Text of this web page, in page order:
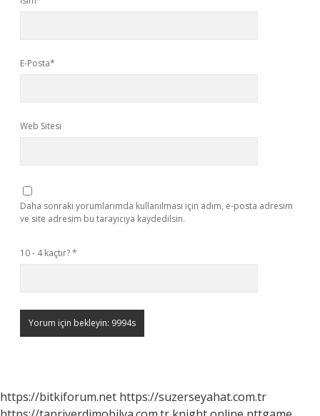
E-Posta*
Web Sitesi
Daha sonraki yorumlarımda kullanılması için adım, e-posta adresim
ve site adresim bu tarayıcıya kaydedilsin.
10 - 4 kaçtır?*
https://bitkiforum.net https://suzerseyahat.com.tr